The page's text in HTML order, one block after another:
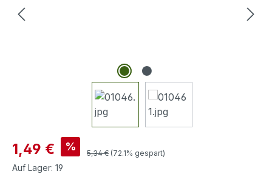
Verkaufspreis:
1,49 € % Regulärer Preis:
5,34 € (72.1% gespart)
Auf Lager: 19